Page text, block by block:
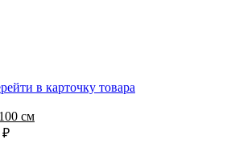
в карточку товара
см
₽